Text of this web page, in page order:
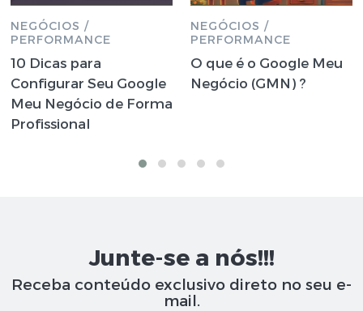
NEGÓCIOS /
PERFORMANCE
10 Dicas para
Configurar Seu Google
Meu Negócio de Forma
Profissional
NEGÓCIOS /
PERFORMANCE
O que é o Google Meu
Negócio (GMN) ?
Junte-se a nós!!!
Receba conteúdo exclusivo direto no seu e-
mail.